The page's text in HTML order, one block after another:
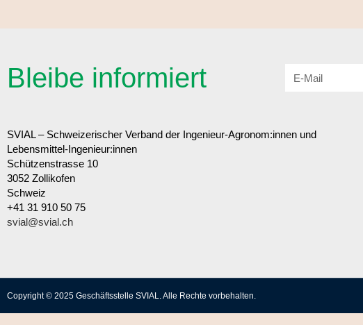
Bleibe informiert
SVIAL – Schweizerischer Verband der Ingenieur-Agronom:innen und
Lebensmittel-Ingenieur:innen
Schützenstrasse 10
3052 Zollikofen
Schweiz
+41 31 910 50 75
svial@svial.ch
Copyright © 2025 Geschäftsstelle SVIAL. Alle Rechte vorbehalten.